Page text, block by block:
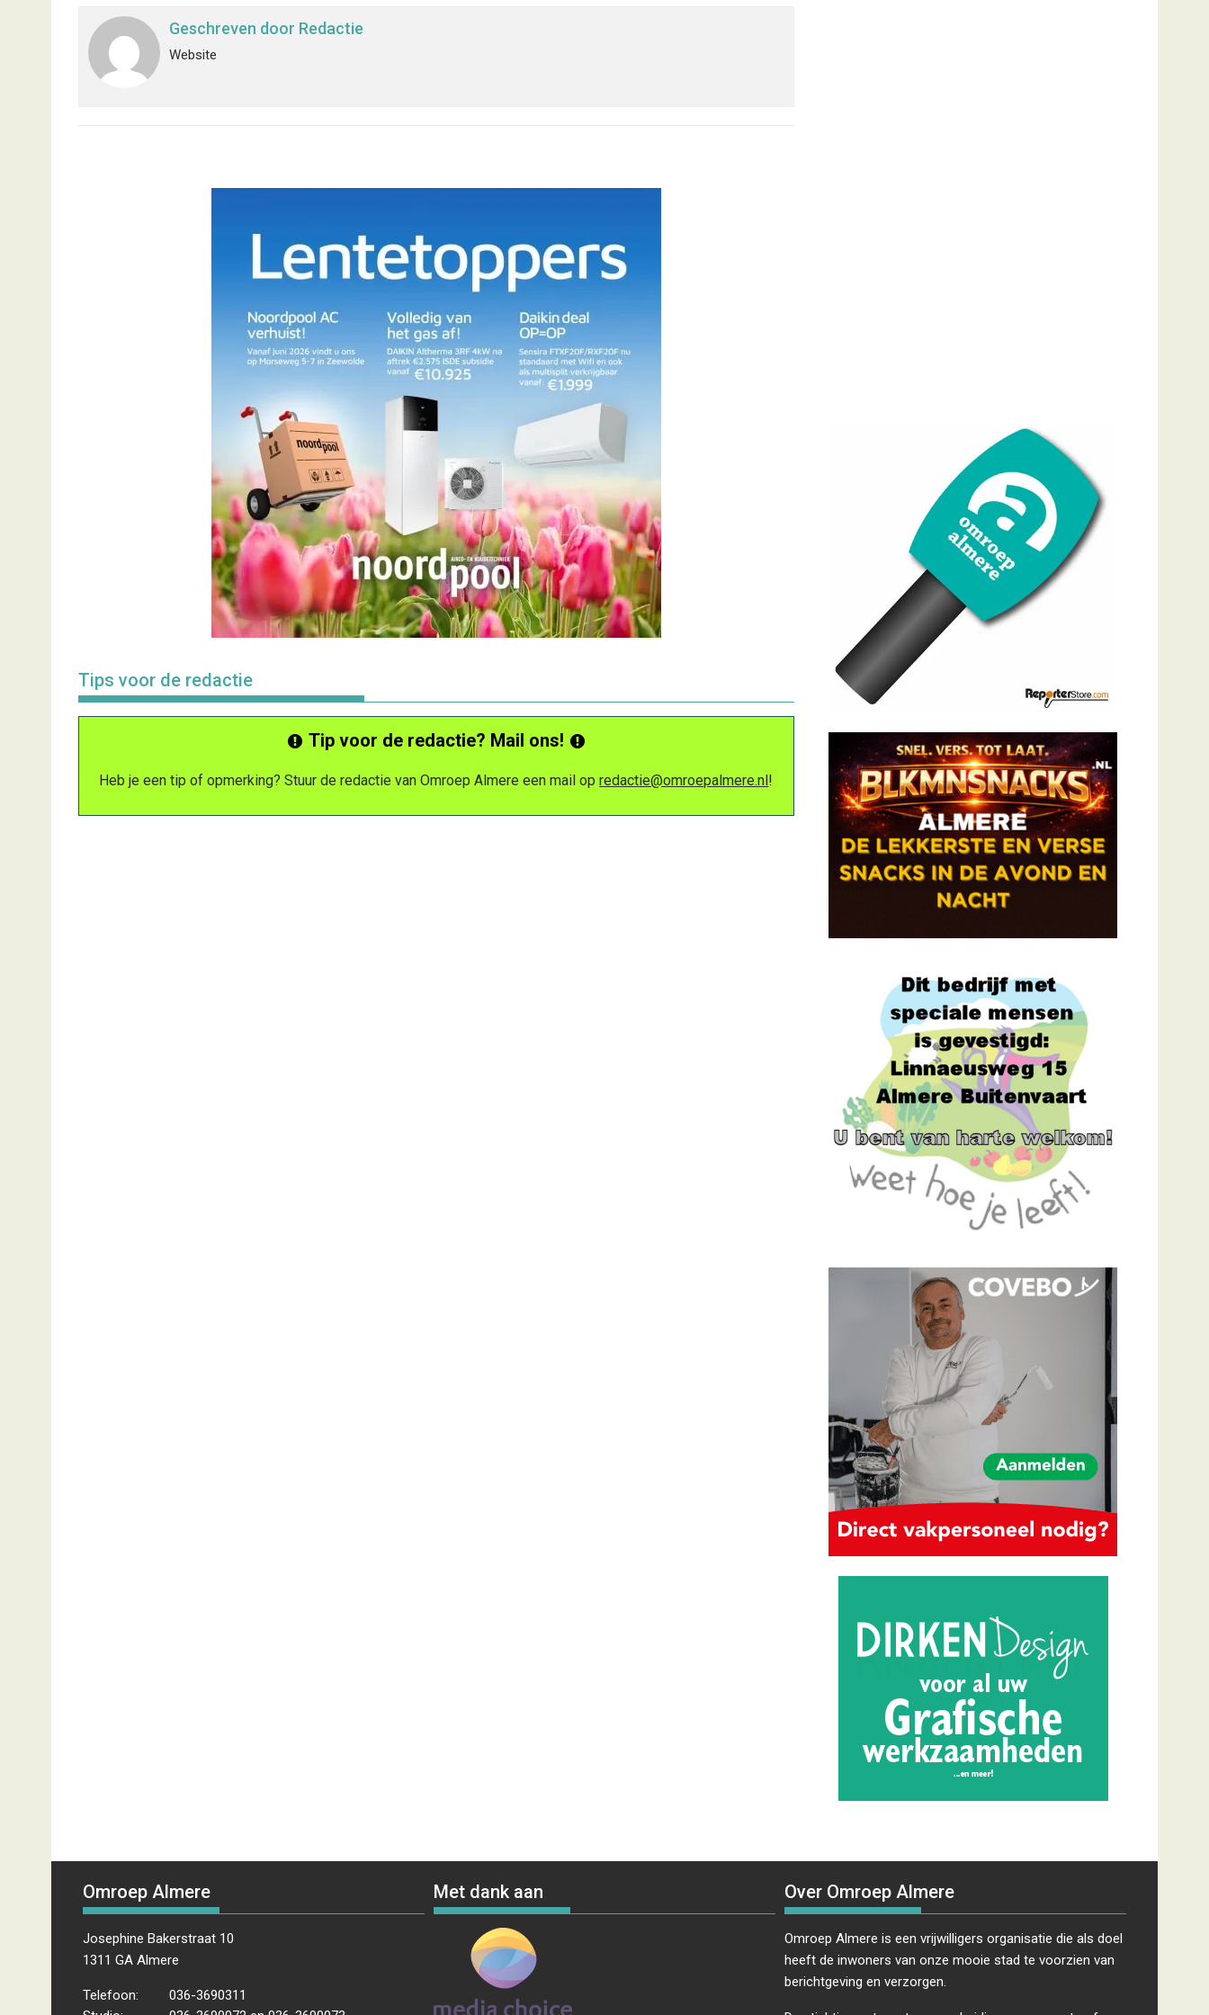
Geschreven door Redactie
Website
Tips voor de redactie
Tip voor de redactie? Mail ons!
Heb je een tip of opmerking? Stuur de redactie van Omroep Almere een mail opredactie@omroepalmere.nl!
Omroep Almere
Josephine Bakerstraat 10
1311 GA Almere
Telefoon:
036-3690311
Met dank aan Over Omroep Almere
Omroep Almere is een vrijwilligers organisatie die als doel
heeft de inwoners van onze mooie stad te voorzien van
berichtgeving en verzorgen.